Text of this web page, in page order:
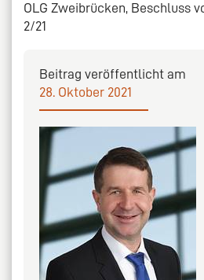
OLG Zweibrücken, Beschluss
2/21
Beitrag veröffentlicht am
28. Oktober 2021